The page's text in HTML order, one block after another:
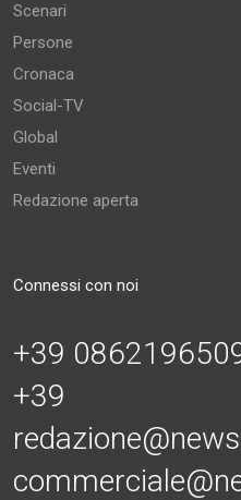
Scenari
Persone
Cronaca
Social-TV
Global
Eventi
Redazione aperta
Connessi con noi
+39
+39